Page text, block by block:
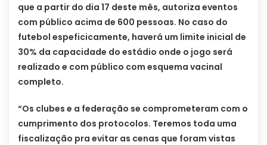
que a partir do dia 17 deste mês, autoriza eventos
com público acima de 600 pessoas. No caso do
futebol espeficicamente, haverá um limite inicial de
30% da capacidade do estádio onde o jogo será
realizado e com público com esquema vacinal
completo.
“Os clubes e a federação se comprometeram com o
cumprimento dos protocolos. Teremos toda uma
fiscalização pra evitar as cenas que foram vistas